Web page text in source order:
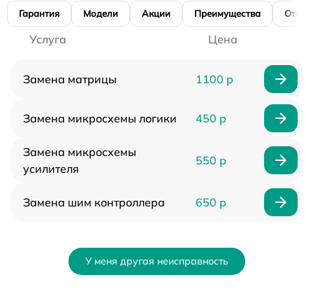
Гарантия Модели Акции Преимущества
Услуга Цена
Замена матрицы 1100 р
Замена микросхемы логики 450 р
Замена микросхемы
усилителя
550 р
Замена шим контроллера 650 р
У меня другая неисправность